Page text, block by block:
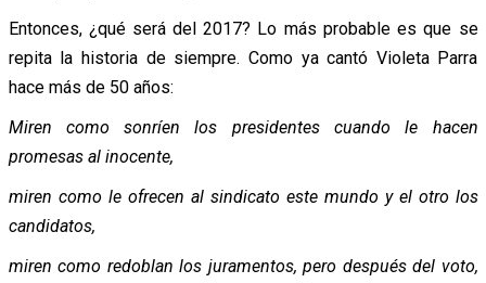
Entonces, ¿qué será del 2017? Lo más probable es que se
repita la historia de siempre. Como ya cantó Violeta Parra
hace más de 50 años:
Miren como sonríen los presidentes cuando le hacen
promesas al inocente,
miren como le ofrecen al sindicato este mundo y el otro los
candidatos,
miren como redoblan los juramentos, pero después del voto,